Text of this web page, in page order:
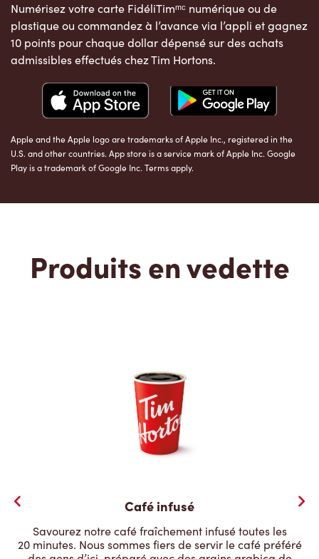
Numérisez votre carte FidéliTimᵐᶜ numérique ou de
plastique ou commandez à l’avance via l’appli et gagnez
10 points pour chaque dollar dépensé sur des achats
admissibles effectués chez Tim Hortons.
Apple and the Apple logo are trademarks of Apple Inc., registered in the
U.S. and other countries. App store is a service mark of Apple Inc. Google
Play is a trademark of Google Inc. Terms apply.
Produits en vedette
Café infusé
Savourez notre café fraîchement infusé toutes les
20 minutes. Nous sommes fiers de servir le café préféré